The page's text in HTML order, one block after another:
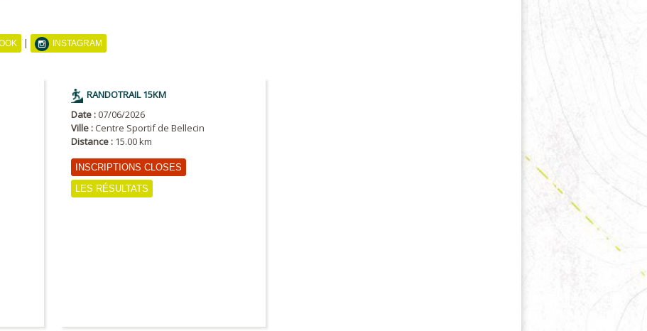
| INSTAGRAM
RANDOTRAIL 15KM
Date :07/06/2026
Ville :Centre Sportif de Bellecin
Distance : 15.00 km
INSCRIPTIONS CLOSES
LES RÉSULTATS